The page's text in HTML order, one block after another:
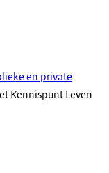
en private
Kennispunt Leven